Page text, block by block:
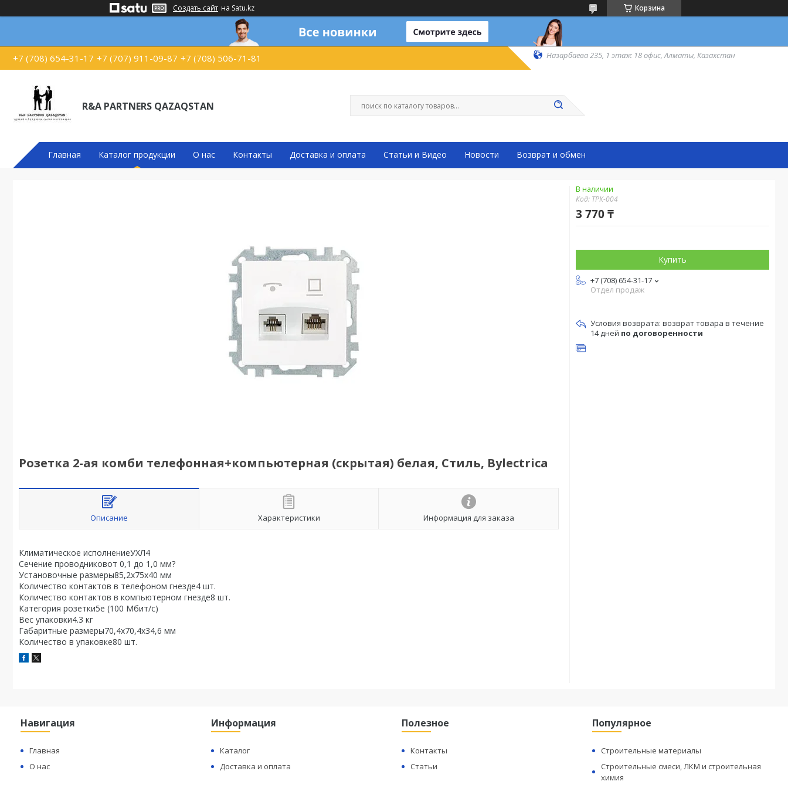
Создать сайт на Satu.kz Корзина
+7 (708) 654-31-17 +7 (707) 911-09-87 +7 (708) 506-71-81 Назарбаева 235, 1 этаж 18 офис, Алматы, Казахстан
R&A PARTNERS QAZAQSTAN
Главная Каталог продукции О нас Контакты Доставка и оплата Статьи и Видео Новости Возврат и обмен
Розетка 2-ая комби телефонная+компьютерная (скрытая) белая, Стиль, Bylectrica
Описание Характеристики Информация для заказа
Климатическое исполнениеУХЛ4
Сечение проводниковот 0,1 до 1,0 мм?
Установочные размеры85,2х75х40 мм
Количество контактов в телефоном гнезде4 шт.
Количество контактов в компьютерном гнезде8 шт.
Категория розетки5е (100 Мбит/с)
Вес упаковки4.3 кг
Габаритные размеры70,4х70,4х34,6 мм
Количество в упаковке80 шт.
В наличии
Код: ТРК-004
3 770 ₸
Купить
+7 (708) 654-31-17
Отдел продаж
возврат товара в течение
14 дней по договоренности
Навигация
Главная
О нас
Информация
Каталог
Доставка и оплата
Полезное
Контакты
Статьи
Популярное
Строительные материалы
Строительные смеси, ЛКМ и строительная
химия